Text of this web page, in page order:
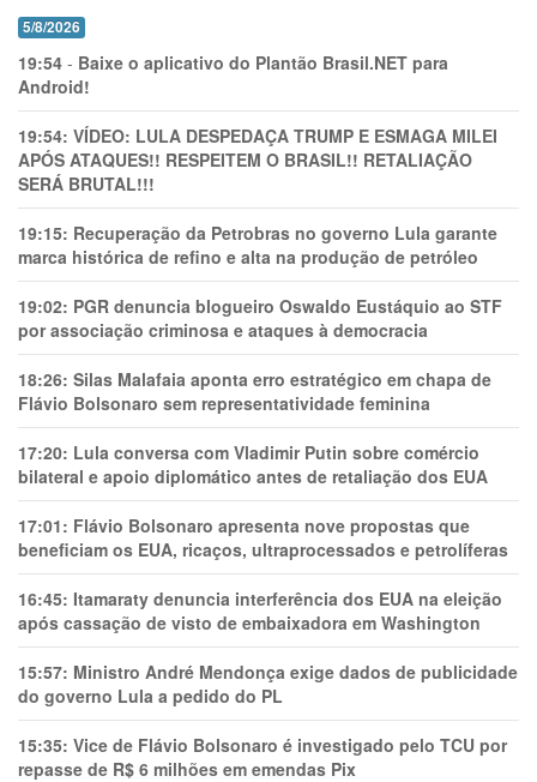
5/8/2026
19:54 - Baixe o aplicativo do Plantão Brasil.NET para
Android!
19:54: VÍDEO: LULA DESPEDAÇA TRUMP E ESMAGA MILEI
APÓS ATAQUES!! RESPEITEM O BRASIL!! RETALIAÇÃO
SERÁ BRUTAL!!!
19:15: Recuperação da Petrobras no governo Lula garante
marca histórica de refino e alta na produção de petróleo
19:02: PGR denuncia blogueiro Oswaldo Eustáquio ao STF
por associação criminosa e ataques à democracia
18:26: Silas Malafaia aponta erro estratégico em chapa de
Flávio Bolsonaro sem representatividade feminina
17:20: Lula conversa com Vladimir Putin sobre comércio
bilateral e apoio diplomático antes de retaliação dos EUA
17:01: Flávio Bolsonaro apresenta nove propostas que
beneficiam os EUA, ricaços, ultraprocessados e petrolíferas
16:45: Itamaraty denuncia interferência dos EUA na eleição
após cassação de visto de embaixadora em Washington
15:57: Ministro André Mendonça exige dados de publicidade
do governo Lula a pedido do PL
15:35: Vice de Flávio Bolsonaro é investigado pelo TCU por
repasse de R$ 6 milhões em emendas Pix